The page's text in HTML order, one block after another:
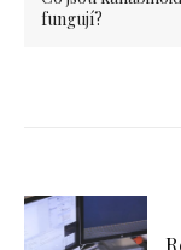
fungují?